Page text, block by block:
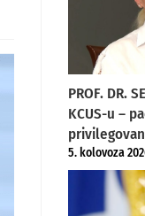
PROF. DR.
KCUS-u –
5. kolovoza